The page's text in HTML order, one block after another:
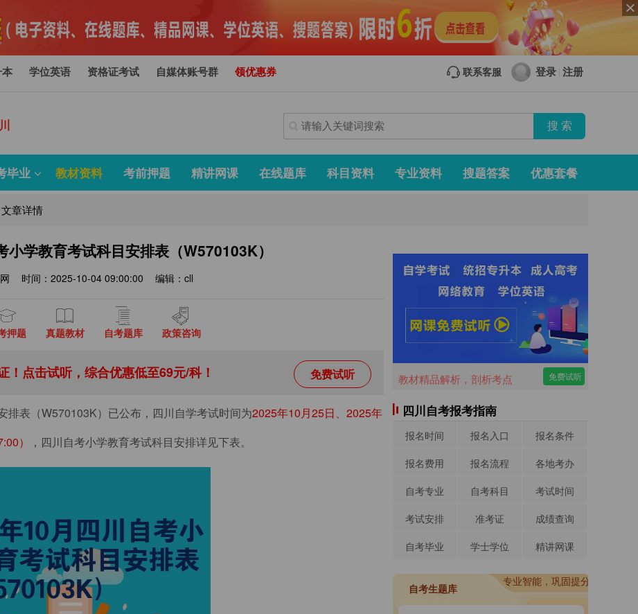
本 学位英语 资格证考试 自媒体账号群 领优惠券 联系客服 登录 注册
毕业 教材资料 考前押题 精讲网课 在线题库 科目资料 专业资料 搜题答案 优惠套餐
文章详情
学教育考试科目安排表（W570103K）
时间：2025-10-04 09:00:00 编辑：cll
押题 真题教材 自考题库 政策咨询
免费试听
！点击试听，综合优惠低至69元/科！
排表（W570103K）已公布，四川自学考试时间为2025年10月25日、2025年
）
，四川自考小学教育考试科目安排详见下表。
教材精品解析，剖析考点 免费试听
四川自考报考指南
报名时间 报名入口
报名条件
报名费用
报名流程
各地考办
自考专业
自考科目
考试时间
考试安排
准考证
成绩查询
自考毕业
学士学位 精讲网课
自考生题库
专业智能，巩固提分
进入做题